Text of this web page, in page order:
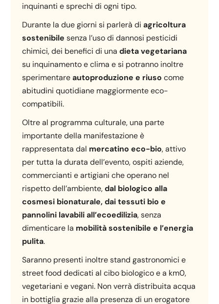
inquinanti e sprechi di ogni tipo.
Durante la due giorni si parlerà diagricoltura
sostenibile senza l’uso di dannosi pesticidi
chimici, dei benefici di unadieta vegetariana
su inquinamento e clima e si potranno inoltre
sperimentareautoproduzione e riuso come
abitudini quotidiane maggiormente eco-
compatibili.
Oltre al programma culturale, una parte
importante della manifestazione è
rappresentata dal mercatino eco-bio, attivo
per tutta la durata dell’evento, ospiti aziende,
commercianti e artigiani che operano nel
rispetto dell’ambiente,dal biologico alla
cosmesi bionaturale, dai tessuti bio e
pannolini lavabili all’ecoedilizia, senza
dimenticare la mobilità sostenibile e l’energia
pulita.
Saranno presenti inoltre stand gastronomici e
street food dedicati al cibo biologico e a km0,
vegetariani e vegani. Non verrà distribuita acqua
in bottiglia grazie alla presenza di un erogatore